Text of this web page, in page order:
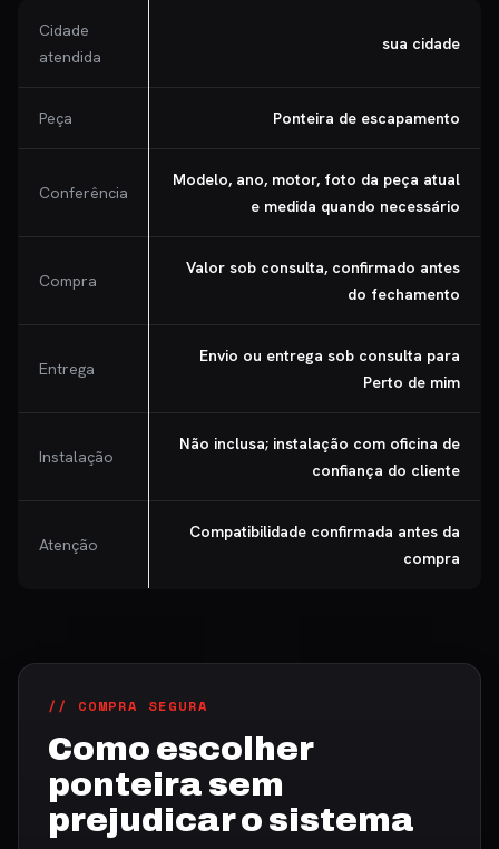
Cidade
atendida
sua cidade
Peça Ponteira de escapamento
Conferência
Modelo, ano, motor, foto da peça atual
e medida quando necessário
Compra
Valor sob consulta, confirmado antes
do fechamento
Entrega
Envio ou entrega sob consulta para
Perto de mim
Instalação
Não inclusa; instalação com oficina de
confiança do cliente
Atenção
Compatibilidade confirmada antes da
compra
// COMPRA SEGURA
Como escolher
ponteira sem
prejudicar o sistema